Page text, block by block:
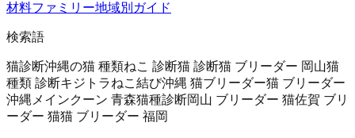
材料ファミリー地域別ガイド
検索語
猫診断沖縄の猫 種類ねこ 診断猫 診断猫 ブリーダー 岡山猫
種類 診断キジトラねこ結び沖縄 猫ブリーダー猫 ブリーダー
沖縄 メインクーン 青森猫種診断岡山 ブリーダー 猫佐賀 ブリ
ーダー 猫猫 ブリーダー 福岡